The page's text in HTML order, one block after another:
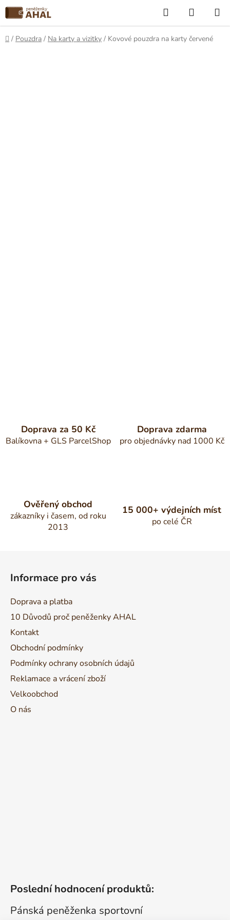
Přejít
na
obsah
Hledat
KOŠÍK
Domů
/ Pouzdra / Na karty a vizitky / Kovové pouzdra na karty červené
Doprava za 50 Kč
Balíkovna + GLS ParcelShop
Doprava zdarma
pro objednávky nad 1000 Kč
Ověřený obchod
zákazníky i časem, od roku
2013
15 000+ výdejních míst
po celé ČR
Informace pro vás
Doprava a platba
10 Důvodů proč peněženky AHAL
Kontakt
Obchodní podmínky
Podmínky ochrany osobních údajů
Reklamace a vrácení zboží
Velkoobchod
O nás
Poslední hodnocení produktů:
Pánská peněženka sportovní